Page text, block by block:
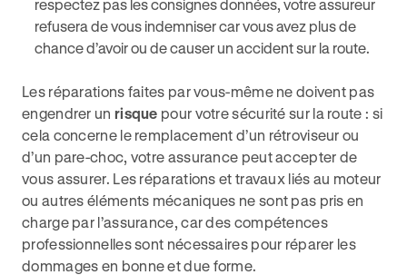
respectez pas les consignes données, votre assureur
refusera de vous indemniser car vous avez plus de
chance d’avoir ou de causer un accident sur la route.
Les réparations faites par vous-même ne doivent pas
engendrer un risque pour votre sécurité sur la route : si
cela concerne le remplacement d’un rétroviseur ou
d’un pare-choc, votre assurance peut accepter de
vous assurer. Les réparations et travaux liés au moteur
ou autres éléments mécaniques ne sont pas pris en
charge par l’assurance, car des compétences
professionnelles sont nécessaires pour réparer les
dommages en bonne et due forme.